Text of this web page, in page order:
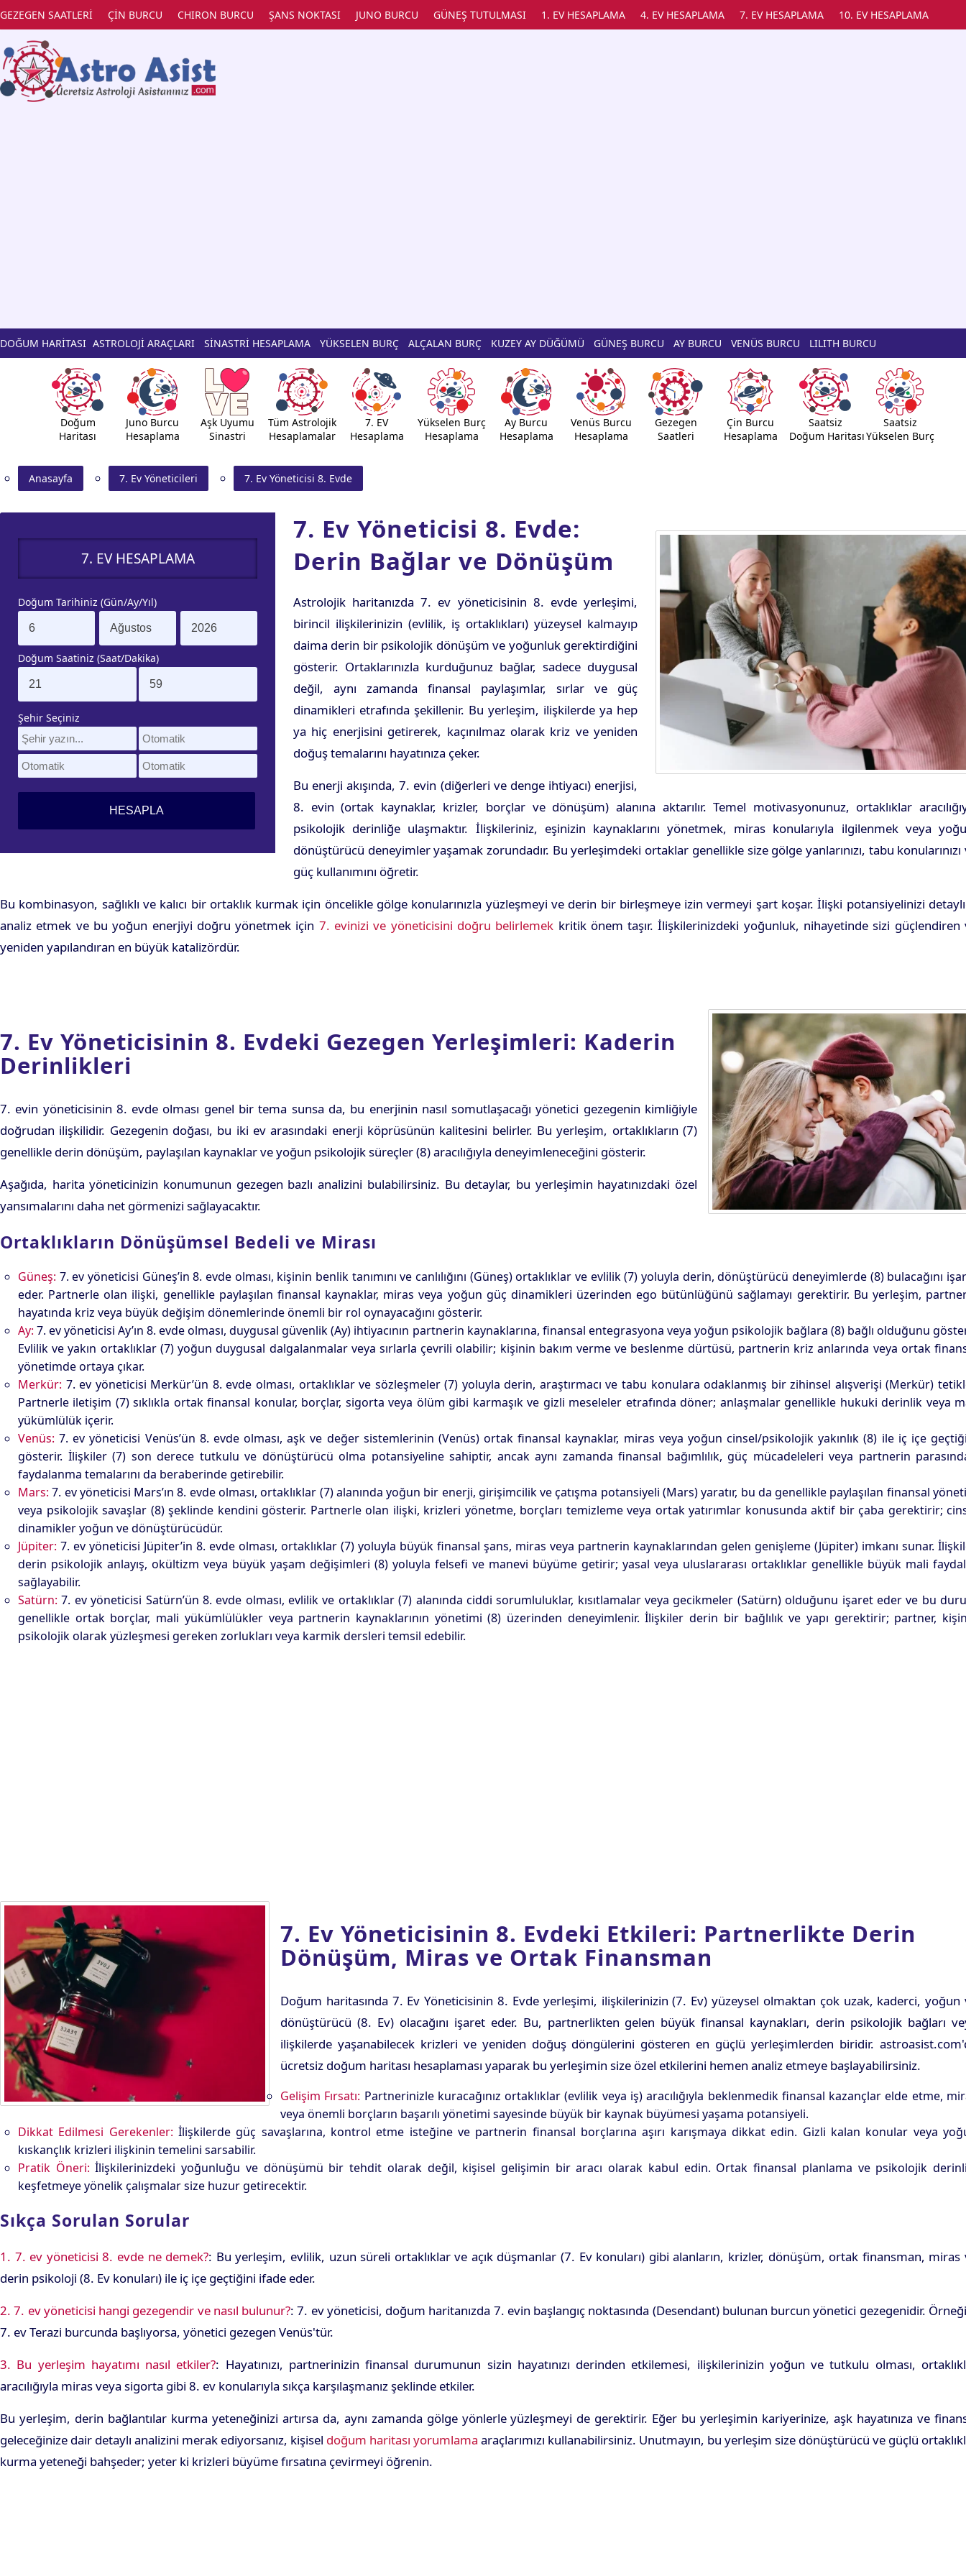
GEZEGEN SAATLERİ ÇİN BURCU CHIRON BURCU ŞANS NOKTASI JUNO BURCU GÜNEŞ TUTULMASI 1. EV HESAPLAMA 4. EV HESAPLAMA 7. EV HESAPLAMA 10. EV HESAPLAMA
DOĞUM HARİTASI ASTROLOJİ ARAÇLARI SİNASTRİ HESAPLAMA YÜKSELEN BURÇ ALÇALAN BURÇ KUZEY AY DÜĞÜMÜ GÜNEŞ BURCU AY BURCU VENÜS BURCU LILITH BURCU
Doğum
Haritası
Juno Burcu
Hesaplama
Aşk Uyumu
Sinastri
Tüm Astrolojik
Hesaplamalar
7. EV
Hesaplama
Yükselen Burç
Hesaplama
Ay Burcu
Hesaplama
Venüs Burcu
Hesaplama
Gezegen
Saatleri
Çin Burcu
Hesaplama
Saatsiz
Doğum Haritası
Saatsiz
Yükselen Burç
Anasayfa 7. Ev Yöneticileri 7. Ev Yöneticisi 8. Evde
7. EV HESAPLAMA
Doğum Tarihiniz (Gün/Ay/Yıl)
Doğum Saatiniz (Saat/Dakika)
Şehir Seçiniz
7. Ev Yöneticisi 8. Evde:
Derin Bağlar ve Dönüşüm
Astrolojik haritanızda 7. ev yöneticisinin 8. evde yerleşimi,
birincil ilişkilerinizin (evlilik, iş ortaklıkları) yüzeysel kalmayıp
daima derin bir psikolojik dönüşüm ve yoğunluk gerektirdiğini
gösterir. Ortaklarınızla kurduğunuz bağlar, sadece duygusal
değil, aynı zamanda finansal paylaşımlar, sırlar ve güç
dinamikleri etrafında şekillenir. Bu yerleşim, ilişkilerde ya hep
ya hiç enerjisini getirerek, kaçınılmaz olarak kriz ve yeniden
doğuş temalarını hayatınıza çeker.
Bu enerji akışında, 7. evin (diğerleri ve denge ihtiyacı) enerjisi,
8. evin (ortak kaynaklar, krizler, borçlar ve dönüşüm) alanına aktarılır. Temel motivasyonunuz, ortaklıklar
psikolojik derinliğe ulaşmaktır. İlişkileriniz, eşinizin kaynaklarını yönetmek, miras konularıyla ilgilenmek veya
dönüştürücü deneyimler yaşamak zorundadır. Bu yerleşimdeki ortaklar genellikle size gölge yanlarınızı, tabu konularınızı
güç kullanımını öğretir.
Bu kombinasyon, sağlıklı ve kalıcı bir ortaklık kurmak için öncelikle gölge konularınızla yüzleşmeyi ve derin bir birleşmeye izin vermeyi şart koşar. İlişki potansiyelinizi
analiz etmek ve bu yoğun enerjiyi doğru yönetmek için 7. evinizi ve yöneticisini doğru belirlemek kritik önem taşır. İlişkilerinizdeki yoğunluk, nihayetinde sizi güçlendiren
yeniden yapılandıran en büyük katalizördür.
7. Ev Yöneticisinin 8. Evdeki Gezegen Yerleşimleri: Kaderin
Derinlikleri
7. evin yöneticisinin 8. evde olması genel bir tema sunsa da, bu enerjinin nasıl somutlaşacağı yönetici gezegenin kimliğiyle
doğrudan ilişkilidir. Gezegenin doğası, bu iki ev arasındaki enerji köprüsünün kalitesini belirler. Bu yerleşim, ortaklıkların (7)
genellikle derin dönüşüm, paylaşılan kaynaklar ve yoğun psikolojik süreçler (8) aracılığıyla deneyimleneceğini gösterir.
Aşağıda, harita yöneticinizin konumunun gezegen bazlı analizini bulabilirsiniz. Bu detaylar, bu yerleşimin hayatınızdaki özel
yansımalarını daha net görmenizi sağlayacaktır.
Ortaklıkların Dönüşümsel Bedeli ve Mirası
Güneş: 7. ev yöneticisi Güneş’in 8. evde olması, kişinin benlik tanımını ve canlılığını (Güneş) ortaklıklar ve evlilik (7) yoluyla derin, dönüştürücü deneyimlerde (8) bulacağını
eder. Partnerle olan ilişki, genellikle paylaşılan finansal kaynaklar, miras veya yoğun güç dinamikleri üzerinden ego bütünlüğünü sağlamayı gerektirir. Bu yerleşim,
hayatında kriz veya büyük değişim dönemlerinde önemli bir rol oynayacağını gösterir.
Ay: 7. ev yöneticisi Ay’ın 8. evde olması, duygusal güvenlik (Ay) ihtiyacının partnerin kaynaklarına, finansal entegrasyona veya yoğun psikolojik bağlara (8) bağlı olduğunu
Evlilik ve yakın ortaklıklar (7) yoğun duygusal dalgalanmalar veya sırlarla çevrili olabilir; kişinin bakım verme ve beslenme dürtüsü, partnerin kriz anlarında veya ortak
yönetimde ortaya çıkar.
Merkür: 7. ev yöneticisi Merkür’ün 8. evde olması, ortaklıklar ve sözleşmeler (7) yoluyla derin, araştırmacı ve tabu konulara odaklanmış bir zihinsel alışverişi (Merkür)
Partnerle iletişim (7) sıklıkla ortak finansal konular, borçlar, sigorta veya ölüm gibi karmaşık ve gizli meseleler etrafında döner; anlaşmalar genellikle hukuki derinlik veya
yükümlülük içerir.
Venüs: 7. ev yöneticisi Venüs’ün 8. evde olması, aşk ve değer sistemlerinin (Venüs) ortak finansal kaynaklar, miras veya yoğun cinsel/psikolojik yakınlık (8) ile iç içe
gösterir. İlişkiler (7) son derece tutkulu ve dönüştürücü olma potansiyeline sahiptir, ancak aynı zamanda finansal bağımlılık, güç mücadeleleri veya partnerin
faydalanma temalarını da beraberinde getirebilir.
Mars: 7. ev yöneticisi Mars’ın 8. evde olması, ortaklıklar (7) alanında yoğun bir enerji, girişimcilik ve çatışma potansiyeli (Mars) yaratır, bu da genellikle paylaşılan finansal
veya psikolojik savaşlar (8) şeklinde kendini gösterir. Partnerle olan ilişki, krizleri yönetme, borçları temizleme veya ortak yatırımlar konusunda aktif bir çaba gerektirir;
dinamikler yoğun ve dönüştürücüdür.
Jüpiter: 7. ev yöneticisi Jüpiter’in 8. evde olması, ortaklıklar (7) yoluyla büyük finansal şans, miras veya partnerin kaynaklarından gelen genişleme (Jüpiter) imkanı sunar.
derin psikolojik anlayış, okültizm veya büyük yaşam değişimleri (8) yoluyla felsefi ve manevi büyüme getirir; yasal veya uluslararası ortaklıklar genellikle büyük mali
sağlayabilir.
Satürn: 7. ev yöneticisi Satürn’ün 8. evde olması, evlilik ve ortaklıklar (7) alanında ciddi sorumluluklar, kısıtlamalar veya gecikmeler (Satürn) olduğunu işaret eder ve bu
genellikle ortak borçlar, mali yükümlülükler veya partnerin kaynaklarının yönetimi (8) üzerinden deneyimlenir. İlişkiler derin bir bağlılık ve yapı gerektirir; partner,
psikolojik olarak yüzleşmesi gereken zorlukları veya karmik dersleri temsil edebilir.
7. Ev Yöneticisinin 8. Evdeki Etkileri: Partnerlikte Derin
Dönüşüm, Miras ve Ortak Finansman
Doğum haritasında 7. Ev Yöneticisinin 8. Evde yerleşimi, ilişkilerinizin (7. Ev) yüzeysel olmaktan çok uzak, kaderci, yoğun
dönüştürücü (8. Ev) olacağını işaret eder. Bu, partnerlikten gelen büyük finansal kaynakları, derin psikolojik bağları
ilişkilerde yaşanabilecek krizleri ve yeniden doğuş döngülerini gösteren en güçlü yerleşimlerden biridir.
ücretsiz doğum haritası hesaplaması yaparak bu yerleşimin size özel etkilerini hemen analiz etmeye başlayabilirsiniz.
Gelişim Fırsatı: Partnerinizle kuracağınız ortaklıklar (evlilik veya iş) aracılığıyla beklenmedik finansal kazançlar elde etme,
veya önemli borçların başarılı yönetimi sayesinde büyük bir kaynak büyümesi yaşama potansiyeli.
Dikkat Edilmesi Gerekenler: İlişkilerde güç savaşlarına, kontrol etme isteğine ve partnerin finansal borçlarına aşırı karışmaya dikkat edin. Gizli kalan konular veya
kıskançlık krizleri ilişkinin temelini sarsabilir.
Pratik Öneri: İlişkilerinizdeki yoğunluğu ve dönüşümü bir tehdit olarak değil, kişisel gelişimin bir aracı olarak kabul edin. Ortak finansal planlama ve psikolojik
keşfetmeye yönelik çalışmalar size huzur getirecektir.
Sıkça Sorulan Sorular
1. 7. ev yöneticisi 8. evde ne demek?: Bu yerleşim, evlilik, uzun süreli ortaklıklar ve açık düşmanlar (7. Ev konuları) gibi alanların, krizler, dönüşüm, ortak finansman, miras
derin psikoloji (8. Ev konuları) ile iç içe geçtiğini ifade eder.
2. 7. ev yöneticisi hangi gezegendir ve nasıl bulunur?: 7. ev yöneticisi, doğum haritanızda 7. evin başlangıç noktasında (Desendant) bulunan burcun yönetici gezegenidir.
7. ev Terazi burcunda başlıyorsa, yönetici gezegen Venüs'tür.
3. Bu yerleşim hayatımı nasıl etkiler?: Hayatınızı, partnerinizin finansal durumunun sizin hayatınızı derinden etkilemesi, ilişkilerinizin yoğun ve tutkulu olması,
aracılığıyla miras veya sigorta gibi 8. ev konularıyla sıkça karşılaşmanız şeklinde etkiler.
Bu yerleşim, derin bağlantılar kurma yeteneğinizi artırsa da, aynı zamanda gölge yönlerle yüzleşmeyi de gerektirir. Eğer bu yerleşimin kariyerinize, aşk hayatınıza ve
geleceğinize dair detaylı analizini merak ediyorsanız, kişisel doğum haritası yorumlama araçlarımızı kullanabilirsiniz. Unutmayın, bu yerleşim size dönüştürücü ve güçlü
kurma yeteneği bahşeder; yeter ki krizleri büyüme fırsatına çevirmeyi öğrenin.